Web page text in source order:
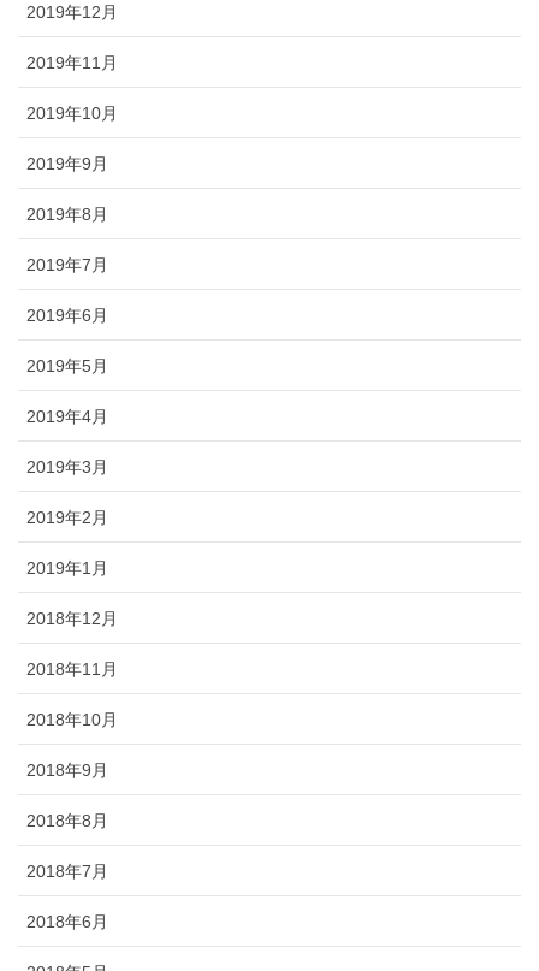
2019年12月
2019年11月
2019年10月
2019年9月
2019年8月
2019年7月
2019年6月
2019年5月
2019年4月
2019年3月
2019年2月
2019年1月
2018年12月
2018年11月
2018年10月
2018年9月
2018年8月
2018年7月
2018年6月